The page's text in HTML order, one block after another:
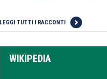
LEGGI TUTTI I RACCONTI
WIKIPEDIA